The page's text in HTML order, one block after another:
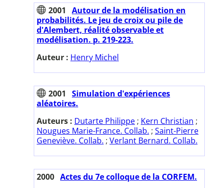
2001
Autour de la modélisation en
probabilités. Le jeu de croix ou pile de
d'Alembert, réalité observable et
modélisation. p. 219-223.
Auteur : Henry Michel
2001
Simulation d'expériences
aléatoires.
Auteurs : Dutarte Philippe ; Kern Christian ;
Nougues Marie-France. Collab. ; Saint-Pierre
Geneviève. Collab. ; Verlant Bernard. Collab.
2000 Actes du 7e colloque de la CORFEM.